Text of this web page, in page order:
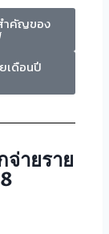
ำคัญของ
เดือนปี
จ่ายราย